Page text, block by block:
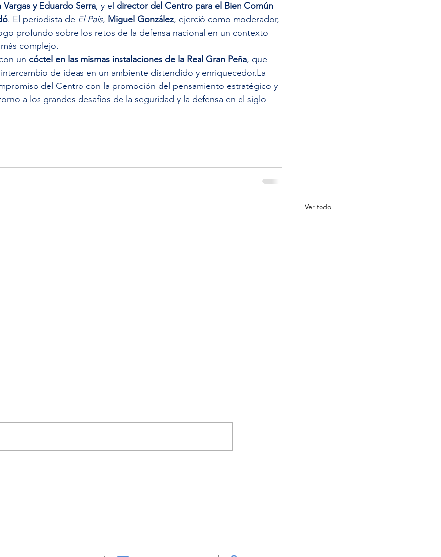
y Eduardo Serra, y el director del Centro para el Bien Común
. El periodista de El País, Miguel González, ejerció como moderador,
profundo sobre los retos de la defensa nacional en un contexto
complejo.
un cóctel en las mismas instalaciones de la Real Gran Peña, que
de ideas en un ambiente distendido y enriquecedor.La
del Centro con la promoción del pensamiento estratégico y
a los grandes desafíos de la seguridad y la defensa en el siglo
Ver todo